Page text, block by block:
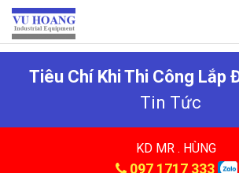
Tiêu Chí Khi Thi Công Lắp
Tin Tức
KD MR . HÙNG
097 1717 333